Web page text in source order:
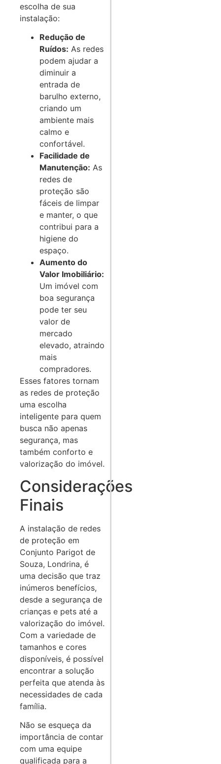
escolha de sua
instalação:
Redução de
Ruídos: As redes
podem ajudar a
diminuir a
entrada de
barulho externo,
criando um
ambiente mais
calmo e
confortável.
Facilidade de
Manutenção: As
redes de
proteção são
fáceis de limpar
e manter, o que
contribui para a
higiene do
espaço.
Aumento do
Valor Imobiliário:
Um imóvel com
boa segurança
pode ter seu
valor de
mercado
elevado, atraindo
mais
compradores.
Esses fatores tornam
as redes de proteção
uma escolha
inteligente para quem
busca não apenas
segurança, mas
também conforto e
valorização do imóvel.
Considerações
Finais
A instalação de redes
de proteção em
Conjunto Parigot de
Souza, Londrina, é
uma decisão que traz
inúmeros benefícios,
desde a segurança de
crianças e pets até a
valorização do imóvel.
Com a variedade de
tamanhos e cores
disponíveis, é possível
encontrar a solução
perfeita que atenda às
necessidades de cada
família.
Não se esqueça da
importância de contar
com uma equipe
qualificada para a